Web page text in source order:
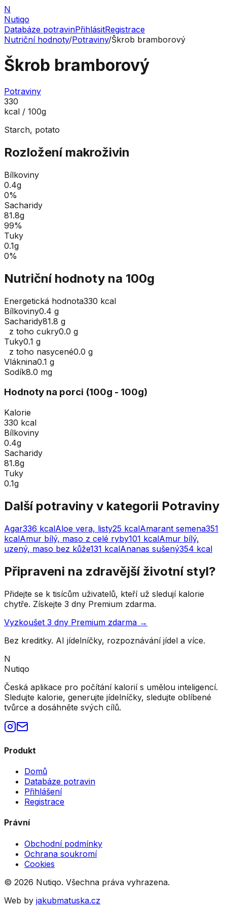
N
Nutiqo
Databáze potravinPřihlásitRegistrace
Nutriční hodnoty/Potraviny/Škrob bramborový
Škrob bramborový
Potraviny
330
kcal / 100g
Starch, potato
Rozložení makroživin
Bílkoviny
0.4g
0%
Sacharidy
81.8g
99%
Tuky
0.1g
0%
Nutriční hodnoty na 100g
Energetická hodnota330 kcal
Bílkoviny0.4 g
Sacharidy81.8 g
z toho cukry0.0 g
Tuky0.1 g
z toho nasycené0.0 g
Vláknina0.1 g
Sodík8.0 mg
Hodnoty na porci (100g - 100g)
Kalorie
330 kcal
Bílkoviny
0.4g
Sacharidy
81.8g
Tuky
0.1g
Další potraviny v kategorii Potraviny
Agar336 kcalAloe vera, listy25 kcalAmarant semena351
kcalAmur bílý, maso z celé ryby101 kcalAmur bílý,
uzený, maso bez kůže131 kcalAnanas sušený354 kcal
Připraveni na zdravější životní styl?
Přidejte se k tisícům uživatelů, kteří už sledují kalorie
chytře. Získejte 3 dny Premium zdarma.
Vyzkoušet 3 dny Premium zdarma →
Bez kreditky. AI jídelníčky, rozpoznávání jídel a více.
N
Nutiqo
Česká aplikace pro počítání kalorií s umělou inteligencí.
Sledujte kalorie, generujte jídelníčky, sledujte oblíbené
tvůrce a dosáhněte svých cílů.
Produkt
Domů
Databáze potravin
Přihlášení
Registrace
Právní
Obchodní podmínky
Ochrana soukromí
Cookies
© 2026 Nutiqo. Všechna práva vyhrazena.
Web by jakubmatuska.cz